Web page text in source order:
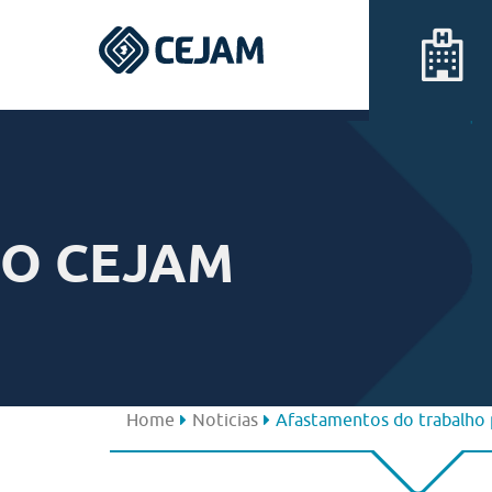
O CEJAM
Home Noticias Afastamentos do trabalho